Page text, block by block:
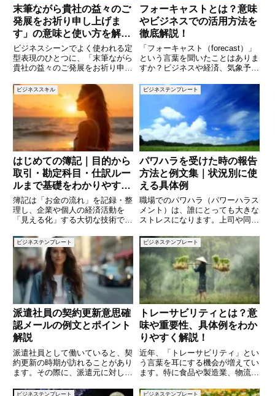
末筆ながら貴社の益々のご
発展をお祈り申し上げま
す」の意味と使い方を解説
｜ビジネスメールや挨拶文
に使える例文つき
ビジネスシーンでよく使われる定
型表現のひとつに、「末筆ながら
貴社の益々のご発展をお祈り申し
す。手紙やメールの締めくくりと
して目にすることが多いこのフレ
ーズですが、意味や使い方に自信
がないという方も多いのではない
で
フォーキャストとは？意味
やビジネスでの活用方法を
徹底解説！
「フォーキャスト（forecast）」
という言葉を聞いたことはありま
すか？ビジネスや経済、気象予報
われるこの言葉は、「予測」や
「見通し」といった意味を持ちま
す。企業の売上予測や市場動向の
分析、さらには日常の天気
ビジネススキル
はじめての簿記｜目的から
取引・勘定科目・仕訳ルー
ルまで基礎をわかりやすく
解説
簿記は「お金の流れ」を記録・整
理し、企業や個人の経済活動を
「見える化」する大切な技術で
もちろん、個人事業主や副業を始
める人にとっても、簿記の知識は
強い味方になります。本記事で
は、簿記の基本となる「目的」
「取引と
ビジネステンプレート
パワハラを受けた時の報告
方法と例文集｜状況別に使
える具体例
職場でのパワハラ（パワーハラス
メント）は、誰にとっても大きな
ストレスになります。上司や同僚
出たり、心身の健康を損なったり
するケースも少なくありません。
そんなとき、勇気を持って「報
告」することが、自分を守る第一
歩
ビジネステンプレート
派遣社員の契約更新意思確
認メールの例文とポイント
解説
派遣社員として働いていると、契
約更新の時期が訪れることがあり
ます。その際に、派遣元に対して
要があることもあります。更新の
ビジネステンプレート
トレーサビリティとは？意
味や重要性、具体例をわか
りやすく解説！
近年、「トレーサビリティ」とい
う言葉を耳にする機会が増えてい
ます。特に食品や製造業、物流業
れています。しかし、「トレーサ
ビジネステンプレート ビジネステンプレート